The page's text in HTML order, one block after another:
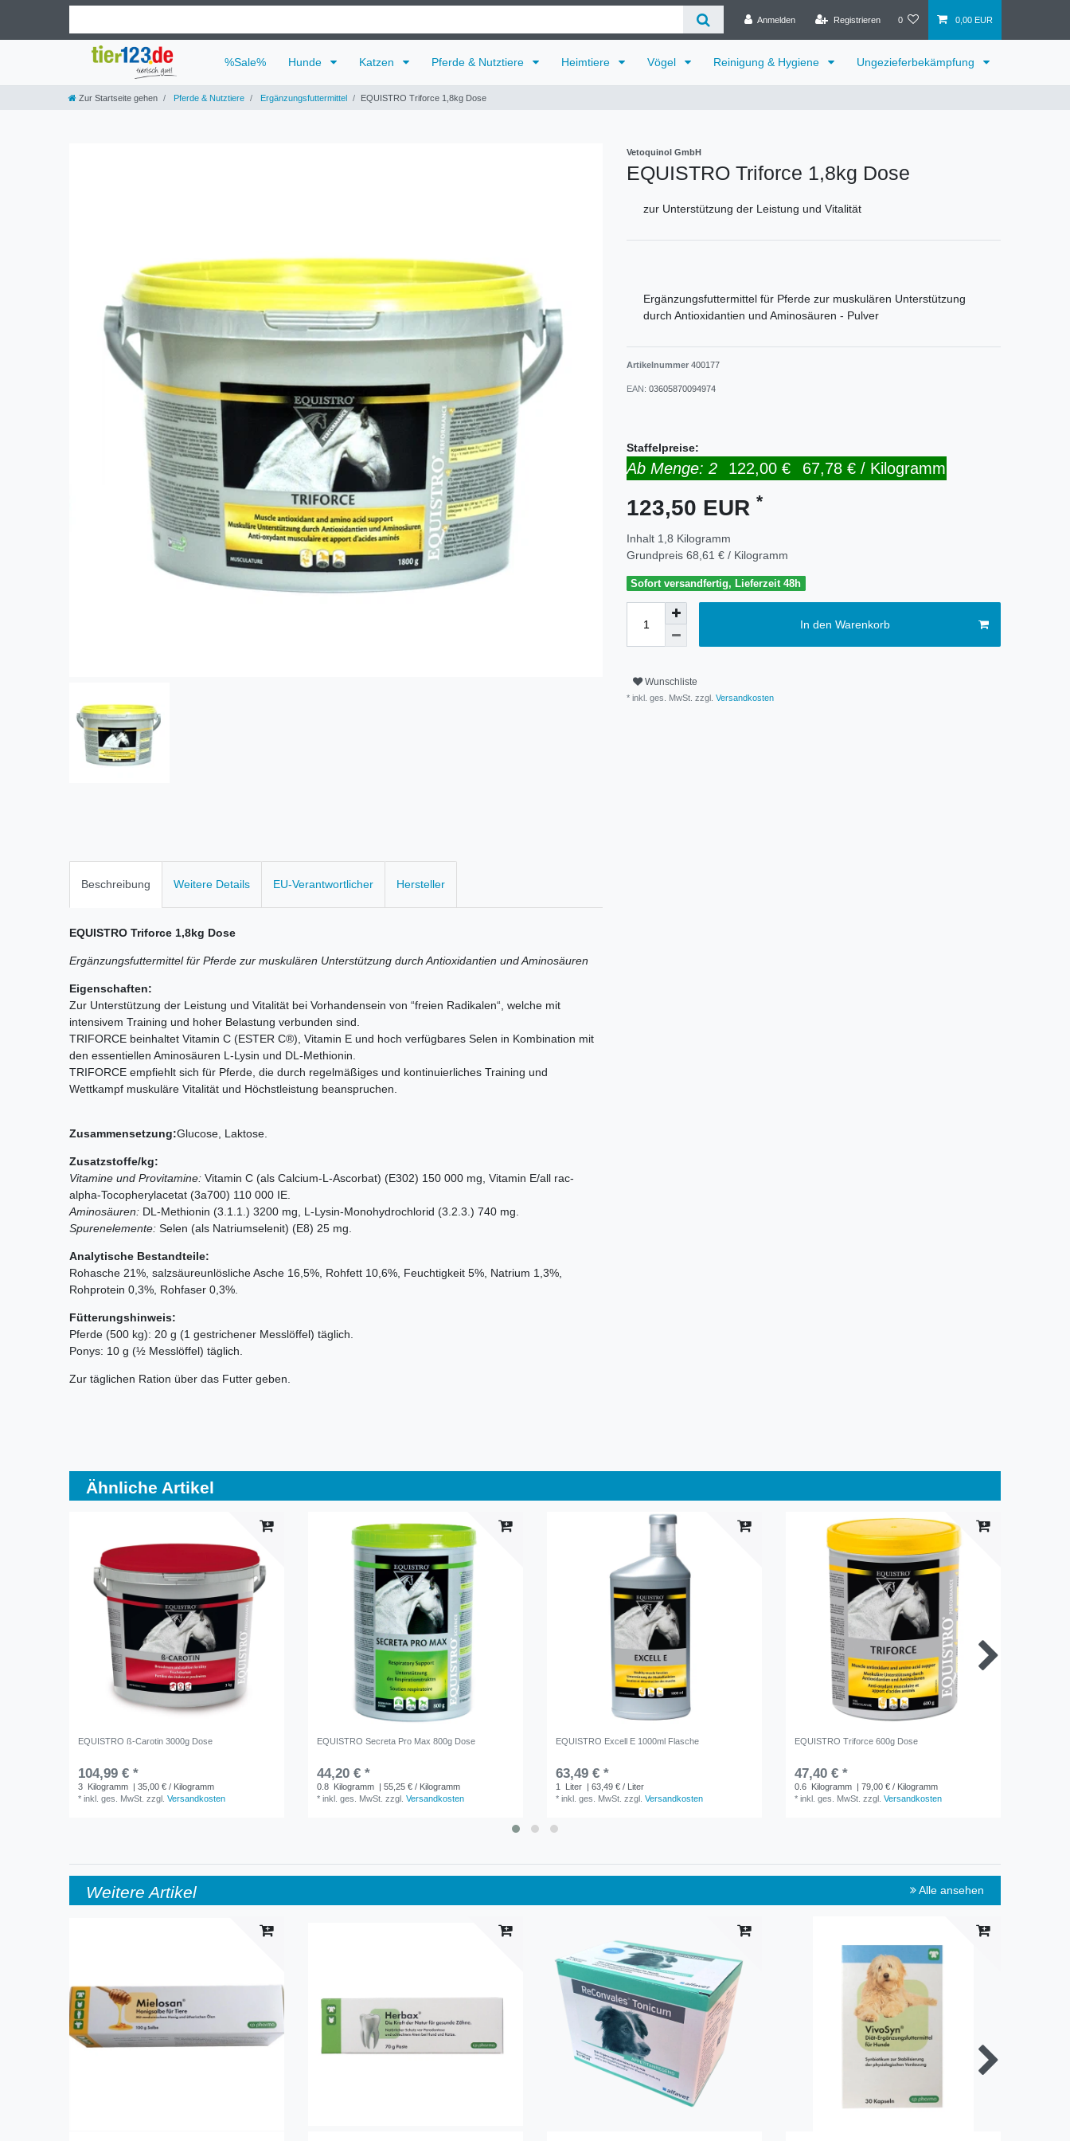
Anmelden Registrieren 0 0,00 EUR
%Sale% Hunde Katzen Pferde & Nutztiere Heimtiere Vögel Reinigung & Hygiene Ungezieferbekämpfung
Zur Startseite gehen Pferde & Nutztiere Ergänzungsfuttermittel EQUISTRO Triforce 1,8kg Dose
Vetoquinol GmbH
EQUISTRO Triforce 1,8kg Dose
zur Unterstützung der Leistung und Vitalität
Ergänzungsfuttermittel für Pferde zur muskulären Unterstützung
durch Antioxidantien und Aminosäuren - Pulver
Artikelnummer 400177
EAN: 03605870094974
Staffelpreise:
Ab Menge: 2 122,00 € 67,78 € / Kilogramm
123,50 EUR *
Inhalt 1,8 Kilogramm
Grundpreis 68,61 € / Kilogramm
Sofort versandfertig, Lieferzeit 48h
In den Warenkorb
Wunschliste
* inkl. ges. MwSt. zzgl. Versandkosten
Beschreibung Weitere Details EU-Verantwortlicher Hersteller
EQUISTRO Triforce 1,8kg Dose
Ergänzungsfuttermittel für Pferde zur muskulären Unterstützung durch Antioxidantien und Aminosäuren
Eigenschaften:
Zur Unterstützung der Leistung und Vitalität bei Vorhandensein von “freien Radikalen“, welche mit
intensivem Training und hoher Belastung verbunden sind.
TRIFORCE beinhaltet Vitamin C (ESTER C®), Vitamin E und hoch verfügbares Selen in Kombination mit
den essentiellen Aminosäuren L-Lysin und DL-Methionin.
TRIFORCE empfiehlt sich für Pferde, die durch regelmäßiges und kontinuierliches Training und
Wettkampf muskuläre Vitalität und Höchstleistung beanspruchen.
Zusammensetzung:Glucose, Laktose.
Zusatzstoffe/kg:
Vitamine und Provitamine: Vitamin C (als Calcium-L-Ascorbat) (E302) 150 000 mg, Vitamin E/all rac-
alpha-Tocopherylacetat (3a700) 110 000 IE.
Aminosäuren: DL-Methionin (3.1.1.) 3200 mg, L-Lysin-Monohydrochlorid (3.2.3.) 740 mg.
Spurenelemente: Selen (als Natriumselenit) (E8) 25 mg.
Analytische Bestandteile:
Rohasche 21%, salzsäureunlösliche Asche 16,5%, Rohfett 10,6%, Feuchtigkeit 5%, Natrium 1,3%,
Rohprotein 0,3%, Rohfaser 0,3%.
Fütterungshinweis:
Pferde (500 kg): 20 g (1 gestrichener Messlöffel) täglich.
Ponys: 10 g (½ Messlöffel) täglich.
Zur täglichen Ration über das Futter geben.
Ähnliche Artikel
EQUISTRO ß-Carotin 3000g Dose
104,99 € *
3 Kilogramm | 35,00 € / Kilogramm
*inkl. ges. MwSt. zzgl.Versandkosten
EQUISTRO Secreta Pro Max 800g Dose
44,20 € *
0.8 Kilogramm | 55,25 € / Kilogramm
*inkl. ges. MwSt. zzgl.Versandkosten
EQUISTRO Excell E 1000ml Flasche
63,49 € *
1 Liter | 63,49 € / Liter
*inkl. ges. MwSt. zzgl.Versandkosten
EQUISTRO Triforce 600g Dose
47,40 € *
0.6 Kilogramm | 79,00 € / Kilogramm
*inkl. ges. MwSt. zzgl.Versandkosten
Weitere Artikel Alle ansehen